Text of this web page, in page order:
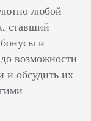
любой
ставший
и
возможности
и обсудить их